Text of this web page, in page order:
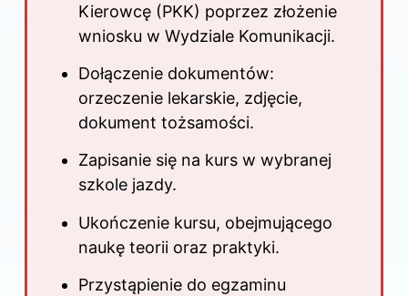
Kierowcę (PKK) poprzez złożenie
wniosku w Wydziale Komunikacji.
Dołączenie dokumentów:
orzeczenie lekarskie, zdjęcie,
dokument tożsamości.
Zapisanie się na kurs w wybranej
szkole jazdy.
Ukończenie kursu, obejmującego
naukę teorii oraz praktyki.
Przystąpienie do egzaminu